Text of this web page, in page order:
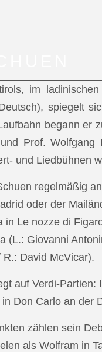
im
spiegelt
begann er
Prof.
und Liedbühnen
regelmäßig
oder der
in Le nozze di
(L.: Giovanni
R.: David McVicar).
auf Verdi-
Don Carlo an der
zählen sein
als Wolfram in